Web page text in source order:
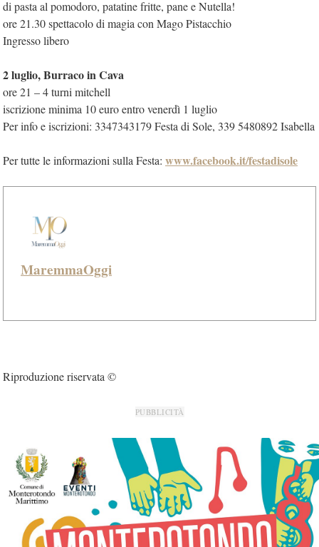
di pasta al pomodoro, patatine fritte, pane e Nutella!
ore 21.30 spettacolo di magia con Mago Pistacchio
Ingresso libero
2 luglio, Burraco in Cava
ore 21 – 4 turni mitchell
iscrizione minima 10 euro entro venerdì 1 luglio
Per info e iscrizioni: 3347343179 Festa di Sole, 339 5480892 Isabella
Per tutte le informazioni sulla Festa: www.facebook.it/festadisole
MaremmaOggi
Riproduzione riservata ©
PUBBLICITÀ